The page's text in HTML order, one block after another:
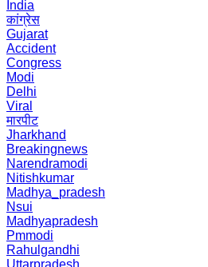
India
कांग्रेस
Gujarat
Accident
Congress
Modi
Delhi
Viral
मारपीट
Jharkhand
Breakingnews
Narendramodi
Nitishkumar
Madhya_pradesh
Nsui
Madhyapradesh
Pmmodi
Rahulgandhi
Uttarpradesh